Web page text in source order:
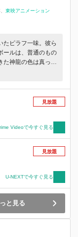
東映アニメーション
たピラフ一味。彼ら
ールは、普通のもの
た神龍の色は真っ
で、悟空が子供の
地球が消滅してし
ンクスや悟天と共
。ところが、孫娘の
にたどり着いたの
がめつい住人ばかり
という小型ロボット
食べられてしまう。
者に奪わ
見放題
Videoで今すぐ見る
見放題
U-NEXTで今すぐ見る
と見る